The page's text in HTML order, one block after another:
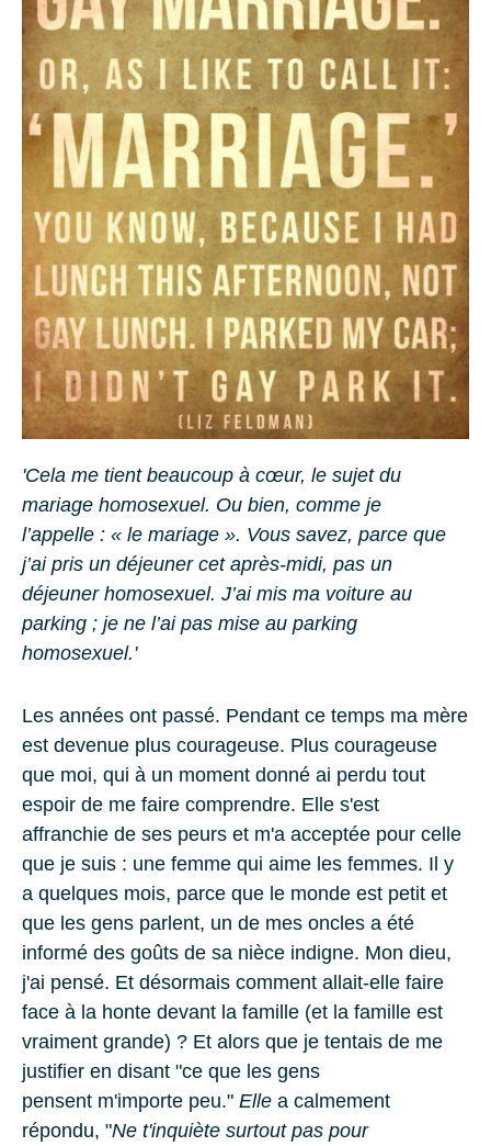
'Cela me tient beaucoup à cœur, le sujet du
mariage homosexuel. Ou bien, comme je
l’appelle : « le mariage ». Vous savez, parce que
j’ai pris un déjeuner cet après-midi, pas un
déjeuner homosexuel. J’ai mis ma voiture au
parking ; je ne l’ai pas mise au parking
homosexuel.'
Les années ont passé. Pendant ce temps ma mère
est devenue plus courageuse. Plus courageuse
que moi, qui à un moment donné ai perdu tout
espoir de me faire comprendre. Elle s'est
affranchie de ses peurs et m'a acceptée pour celle
que je suis : une femme qui aime les femmes. Il y
a quelques mois, parce que le monde est petit et
que les gens parlent, un de mes oncles a été
informé des goûts de sa nièce indigne. Mon dieu,
j'ai pensé. Et désormais comment allait-elle faire
face à la honte devant la famille (et la famille est
vraiment grande) ? Et alors que je tentais de me
justifier en disant "ce que les gens
pensent m'importe peu." Elle a calmement
répondu, "Ne t'inquiète surtout pas pour